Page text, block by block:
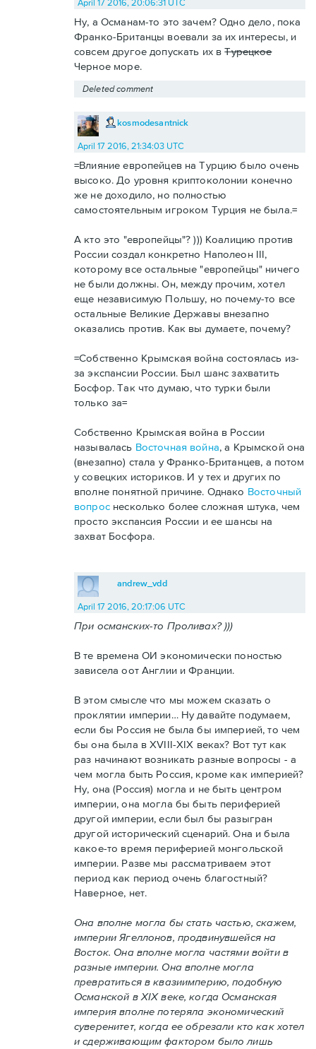
April 17 2016, 20:06:31 UTC
Ну, а Османам-то это зачем? Одно дело, пока
Франко-Британцы воевали за их интересы, и
совсем другое допускать их вТурецкое
Черное море.
Deleted comment
kosmodesantnick
April 17 2016, 21:34:03 UTC
=Влияние европейцев на Турцию было очень
высоко. До уровня криптоколонии конечно
же не доходило, но полностью
самостоятельным игроком Турция не была.=
А кто это "европейцы"? ))) Коалицию против
России создал конкретно Наполеон III,
которому все остальные "европейцы" ничего
не были должны. Он, между прочим, хотел
еще независимую Польшу, но почему-то все
остальные Великие Державы внезапно
оказались против. Как вы думаете, почему?
=Собственно Крымская война состоялась из-
за экспансии России. Был шанс захватить
Босфор. Так что думаю, что турки были
только за=
Собственно Крымская война в России
называлась Восточная война, а Крымской она
(внезапно) стала у Франко-Британцев, а потом
у совецких историков. И у тех и других по
вполне понятной причине. Однако Восточный
вопроснесколько более сложная штука, чем
просто экспансия России и ее шансы на
захват Босфора.
andrew_vdd
April 17 2016, 20:17:06 UTC
При османских-то Проливах? )))
В те времена ОИ экономически поностью
зависела оот Англии и Франции.
В этом смысле что мы можем сказать о
проклятии империи… Ну давайте подумаем,
если бы Россия не была бы империей, то чем
бы она была в XVIII-XIX веках? Вот тут как
раз начинают возникать разные вопросы - а
чем могла быть Россия, кроме как империей?
Ну, она (Россия) могла и не быть центром
империи, она могла бы быть периферией
другой империи, если был бы разыгран
другой исторический сценарий. Она и была
какое-то время периферией монгольской
империи. Разве мы рассматриваем этот
период как период очень благостный?
Наверное, нет.
Она вполне могла бы стать частью, скажем,
империи Ягеллонов, продвинувшейся на
Восток. Она вполне могла частями войти в
разные империи. Она вполне могла
превратиться в квазиимперию, подобную
Османской в XIX веке, когда Османская
империя вполне потеряла экономический
суверенитет, когда ее обрезали кто как хотел
и сдерживающим фактором было лишь